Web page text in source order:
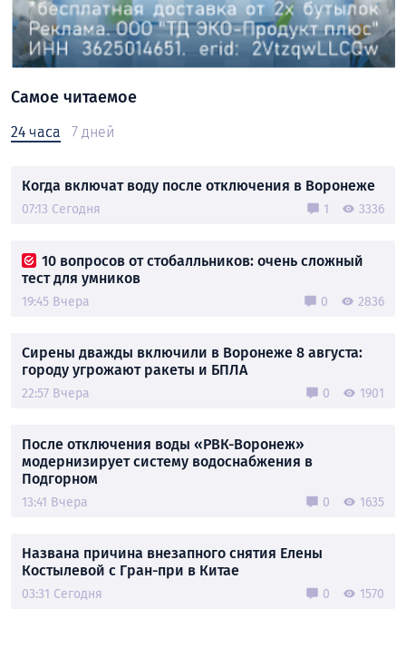
Самое читаемое
24 часа 7 дней
Когда включат воду после отключения в Воронеже
07:13 Сегодня 1 3336
10 вопросов от стобалльников: очень сложный
тест для умников
19:45 Вчера 0 2836
Сирены дважды включили в Воронеже 8 августа:
городу угрожают ракеты и БПЛА
22:57 Вчера 0 1901
После отключения воды «РВК-Воронеж»
модернизирует систему водоснабжения в
Подгорном
13:41 Вчера 0 1635
Названа причина внезапного снятия Елены
Костылевой с Гран-при в Китае
03:31 Сегодня 0 1570